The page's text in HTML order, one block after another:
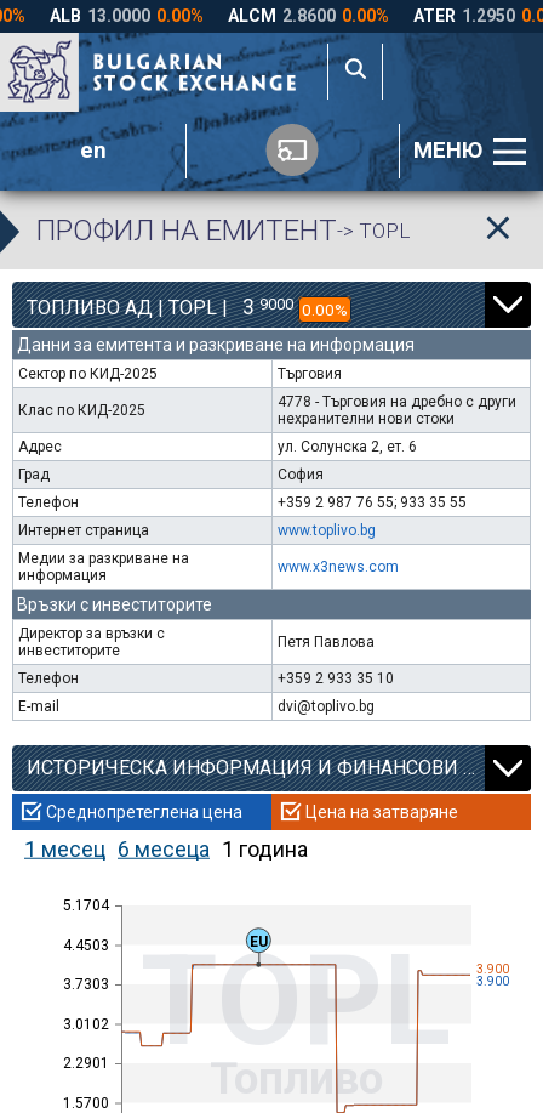
en МЕНЮ
ПРОФИЛ НА ЕМИТЕНТ-> TOPL
ТОПЛИВО АД | TOPL | 3 9000 0.00%
Данни за емитента и разкриване на информация
Сектор по КИД-2025 Търговия
Клас по КИД-2025
4778 - Търговия на дребно с други
нехранителни нови стоки
Адрес
ул. Солунска 2, ет. 6
Град
София
Телефон
+359 2 987 76 55; 933 35 55
Интернет страница
www.toplivo.bg
Медии за разкриване на
информация
www.x3news.com
Връзки с инвеститорите
Директор за връзки с
инвеститорите
Петя Павлова
Телефон
+359 2 933 35 10
E-mail
dvi@toplivo.bg
ИСТОРИЧЕСКА ИНФОРМАЦИЯ И ФИНАНСОВИ КОЕФИЦИЕНТИ
Среднопретеглена цена Цена на затваряне
1 месец 6 месеца 1 година
1.5700
2.2901
3.0102
3.7303
4.4503
5.1704
TOPL
Топливо
3.900
3.900
EU